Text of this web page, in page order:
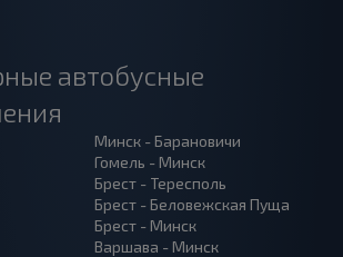
автобусные
Минск - Барановичи
Гомель - Минск
Брест - Тересполь
Брест - Беловежская Пуща
Брест - Минск
Варшава - Минск